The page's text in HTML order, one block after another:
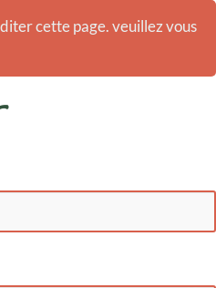
cette page. veuillez vous